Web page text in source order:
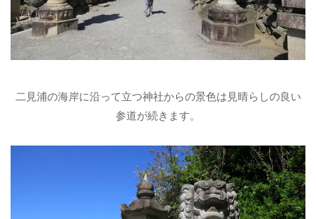
二見浦の海岸に沿って立つ神社からの景色は見晴らしの良い
参道が続きます。